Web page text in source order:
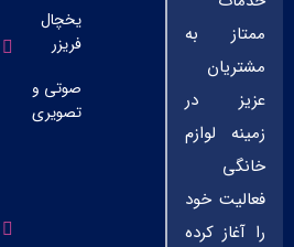
ممتاز به
مشتریان
عزیز در
زمینه لوازم
خانگی
فعالیت خود
را آغاز کرده
یخچال
فریزر
صوتی و
تصویری